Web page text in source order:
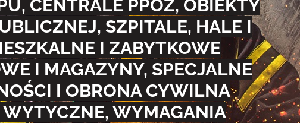
CENTRALE PPOŻ, OBIEKTY
SZPITALE, HALE I
I ZABYTKOWE
I MAGAZYNY, SPECJALNE
I OBRONA CYWILNA
WYMAGANIA